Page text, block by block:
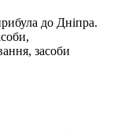
до Дніпра.
засоби